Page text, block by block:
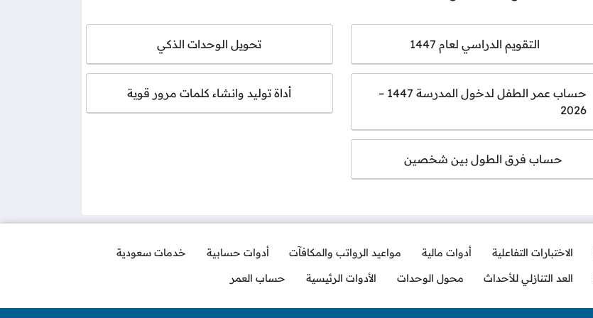
التقويم الدراسي لعام 1447 تحويل الوحدات الذكي
حساب عمر الطفل لدخول المدرسة 1447 –
2026
أداة توليد وانشاء كلمات مرور قوية
حساب فرق الطول بين شخصين
الاختبارات التفاعلية أدوات مالية مواعيد الرواتب والمكافآت أدوات حسابية
خدمات سعودية
العد التنازلي للأحداث محول الوحدات الأدوات الرئيسية حساب العمر